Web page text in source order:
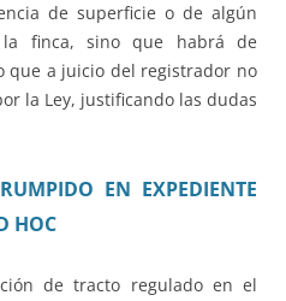
de superficie o de algún
finca, sino que habrá de
que a juicio del registrador no
la Ley, justificando las dudas
EN EXPEDIENTE
HOC
de tracto regulado en el